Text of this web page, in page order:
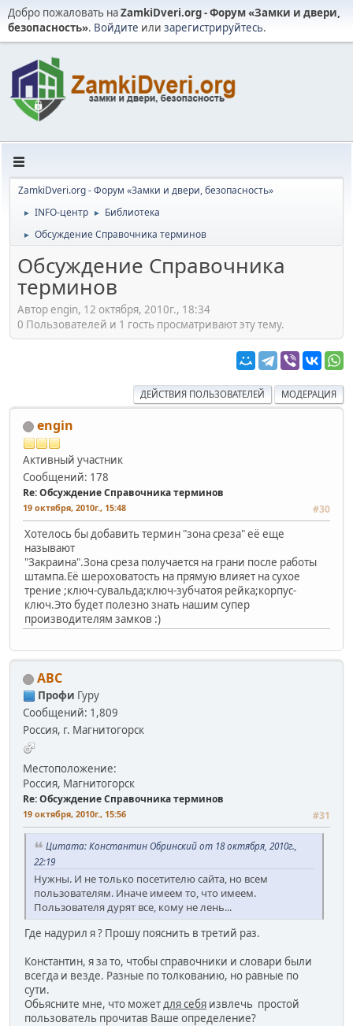
Добро пожаловать наZamkiDveri.org - Форум «Замки и двери,
безопасность». Войдите или зарегистрируйтесь.
ZamkiDveri.org - Форум «Замки и двери, безопасность»
► INFO-центр ► Библиотека
► Обсуждение Справочника терминов
Обсуждение Справочника
терминов
Автор engin, 12 октября, 2010г., 18:34
0 Пользователей и 1 гость просматривают эту тему.
ДЕЙСТВИЯ ПОЛЬЗОВАТЕЛЕЙ МОДЕРАЦИЯ
engin
Активный участник
Сообщений: 178
Re: Обсуждение Справочника терминов
19 октября, 2010г., 15:48 #30
Хотелось бы добавить термин "зона среза" её еще
называют
"Закраина".Зона среза получается на грани после работы
штампа.Её шероховатость на прямую влияет на сухое
трение ;ключ-сувальда;ключ-зубчатоя рейка;корпус-
ключ.Это будет полезно знать нашим супер
производителям замков :)
АВС
Профи Гуру
Сообщений: 1,809
Россия, г. Магнитогорск
Местоположение:
Россия, Магнитогорск
Re: Обсуждение Справочника терминов
19 октября, 2010г., 15:56 #31
Цитата: Константин Обринский от 18 октября, 2010г.,
22:19
Нужны. И не только посетителю сайта, но всем
пользователям. Иначе имеем то, что имеем.
Пользователя дурят все, кому не лень...
Где надурил я ? Прошу пояснить в третий раз.
Константин, я за то, чтобы справочники и словари были
всегда и везде. Разные по толкованию, но равные по
сути.
Обьясните мне, что можетдля себя извлечь простой
пользователь прочитав Ваше определение?